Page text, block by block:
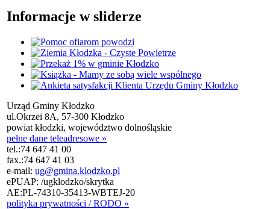
Informacje w sliderze
Urząd Gminy Kłodzko
ul.Okrzei 8A, 57-300 Kłodzko
powiat kłodzki, województwo dolnośląskie
pełne dane teleadresowe »
tel.:74 647 41 00
fax.:74 647 41 03
e-mail: ug@gmina.klodzko.pl
ePUAP: /ugklodzko/skrytka
AE:PL-74310-35413-WBTEJ-20
polityka prywatności / RODO »